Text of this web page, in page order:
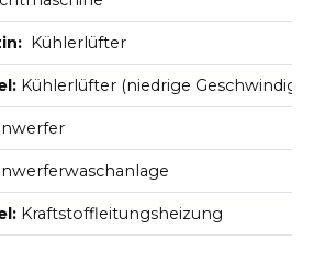
Kühlerlüfter
Kühlerlüfter (niedrige
Kraftstoffleitungsheizung